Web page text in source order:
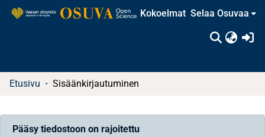
Kokoelmat Selaa Osuvaa
Etusivu Sisäänkirjautuminen
Pääsy tiedostoon on rajoitettu